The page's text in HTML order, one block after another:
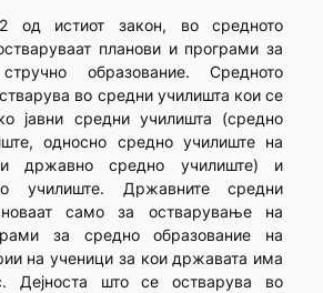
од истиот закон, во средното
планови и програми за
образование. Средното
во средни училишта кои се
јавни средни училишта (средно
односно средно училиште на
и државно средно училиште) и
училиште. Државните средни
само за остварување на
за средно образование на
на ученици за кои државата има
Дејноста што се остварува во